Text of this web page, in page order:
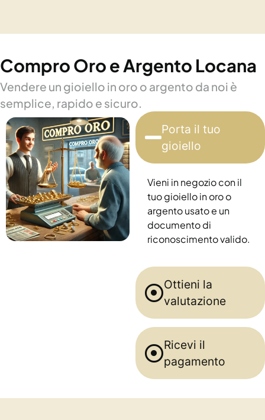
Compro Oro e Argento Locana
Vendere un gioiello in oro o argento da noi è
semplice, rapido e sicuro.
Porta il tuo
gioiello
Vieni in negozio con il
tuo gioiello in oro o
argento usato e un
documento di
riconoscimento valido.
Ottieni la
valutazione
Ricevi il
pagamento